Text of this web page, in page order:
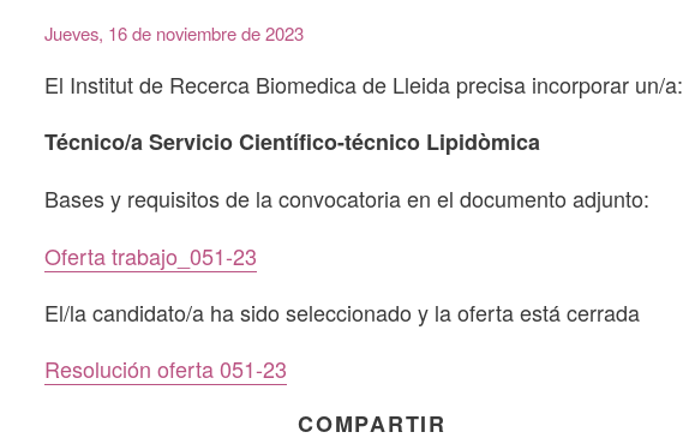
Jueves, 16 de noviembre de 2023
El Institut de Recerca Biomedica de Lleida precisa incorporar un/a:
Técnico/a Servicio Científico-técnico Lipidòmica
Bases y requisitos de la convocatoria en el documento adjunto:
Oferta trabajo_051-23
El/la candidato/a ha sido seleccionado y la oferta está cerrada
Resolución oferta 051-23
COMPARTIR